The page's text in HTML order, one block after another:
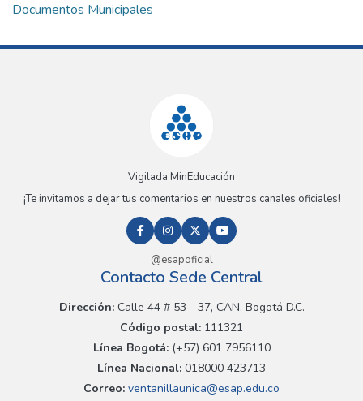
Documentos Municipales
Vigilada MinEducación
¡Te invitamos a dejar tus comentarios en nuestros canales oficiales!
@esapoficial
Contacto Sede Central
Dirección:Calle 44 # 53 - 37, CAN, Bogotá D.C.
Código postal: 111321
Línea Bogotá:(+57) 601 7956110
Línea Nacional: 018000 423713
Correo: ventanillaunica@esap.edu.co